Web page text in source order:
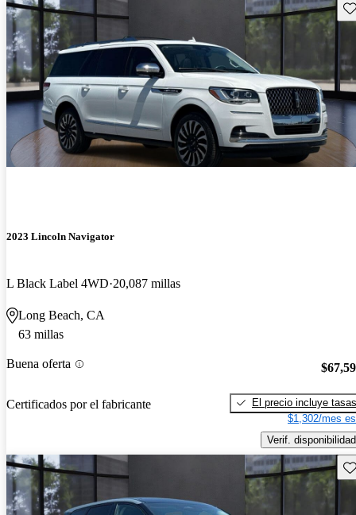
2023 Lincoln Navigator
L Black Label 4WD 20,087 millas
Long Beach, CA
63 millas
Buena oferta
Certificados por el fabricante
El precio incluye tasas
$1,302/mes
Verif. disponibilidad